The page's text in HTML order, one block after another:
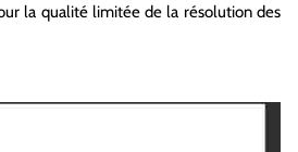
la qualité limitée de la résolution des